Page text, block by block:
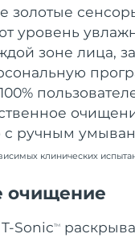
золотые
уровень
зоне лица,
с ручным
клинических
очищение
SonicTM